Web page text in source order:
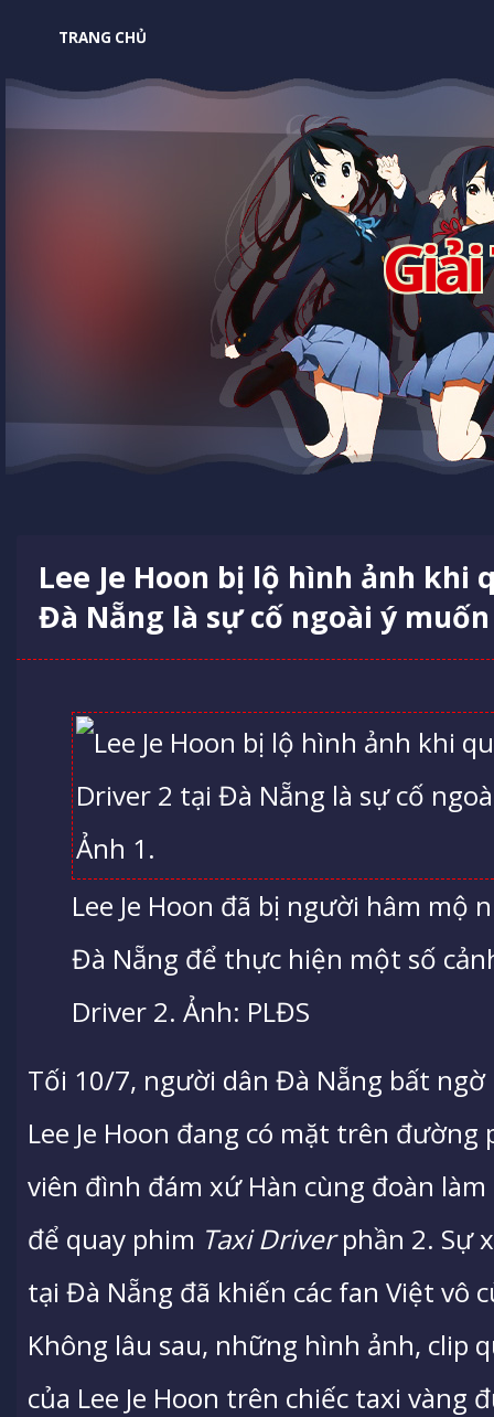
TRANG CHỦ
Lee Je Hoon bị lộ hình ảnh khi
Đà Nẵng là sự cố ngoài ý muốn
Lee Je Hoon đã bị người hâm mộ
Đà Nẵng để thực hiện một số
Driver 2. Ảnh: PLĐS
Tối 10/7, người dân Đà Nẵng bất
Lee Je Hoon đang có mặt trên
viên đình đám xứ Hàn cùng đoàn
để quay phim Taxi Driverphần 2. Sự
tại Đà Nẵng đã khiến các fan Việt vô
Không lâu sau, những hình ảnh, clip
của Lee Je Hoon trên chiếc taxi vàng